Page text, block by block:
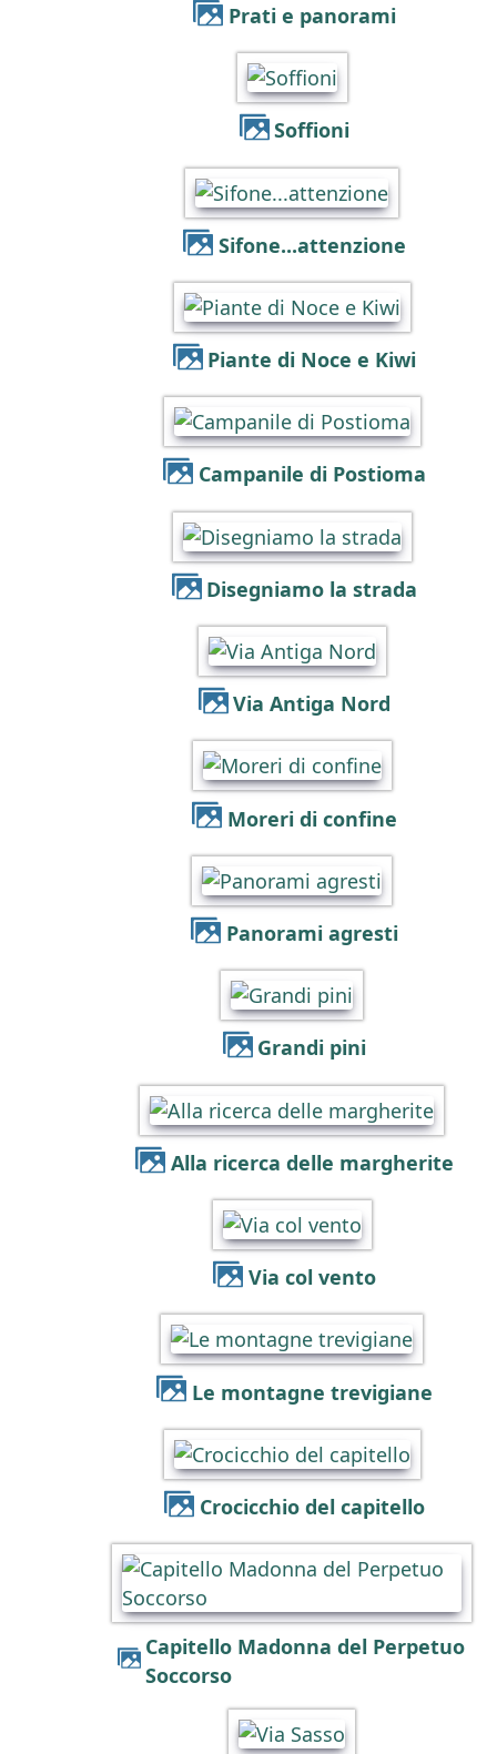
Prati e panorami
Soffioni
Sifone...attenzione
Piante di Noce e Kiwi
Campanile di Postioma
Disegniamo la strada
Via Antiga Nord
Moreri di confine
Panorami agresti
Grandi pini
Alla ricerca delle margherite
Via col vento
Le montagne trevigiane
Crocicchio del capitello
Capitello Madonna del Perpetuo
Soccorso